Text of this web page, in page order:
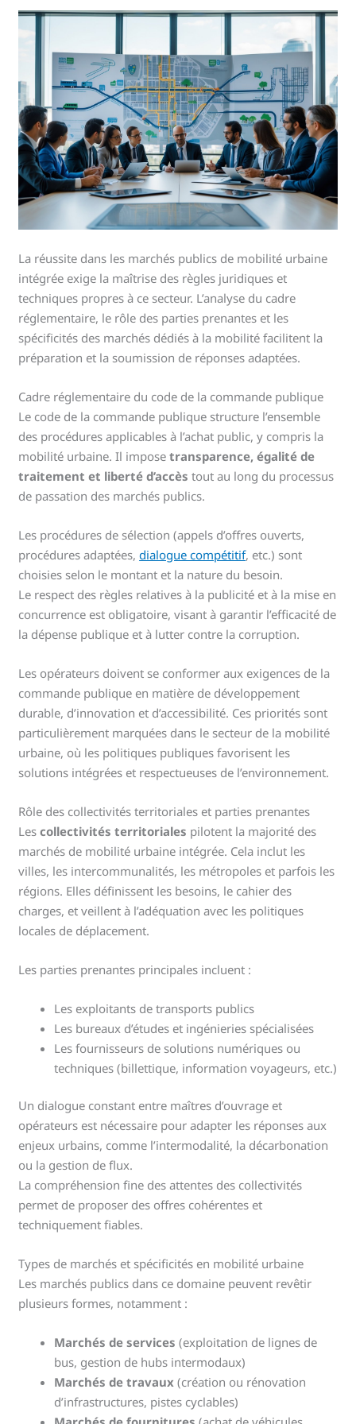
La réussite dans les marchés publics de mobilité urbaine
intégrée exige la maîtrise des règles juridiques et
techniques propres à ce secteur. L’analyse du cadre
réglementaire, le rôle des parties prenantes et les
spécificités des marchés dédiés à la mobilité facilitent la
préparation et la soumission de réponses adaptées.
Cadre réglementaire du code de la commande publique
Le code de la commande publique structure l’ensemble
des procédures applicables à l’achat public, y compris la
mobilité urbaine. Il imposetransparence, égalité de
traitement et liberté d’accès tout au long du processus
de passation des marchés publics.
Les procédures de sélection (appels d’offres ouverts,
procédures adaptées,dialogue compétitif, etc.) sont
choisies selon le montant et la nature du besoin.
Le respect des règles relatives à la publicité et à la mise en
concurrence est obligatoire, visant à garantir l’efficacité de
la dépense publique et à lutter contre la corruption.
Les opérateurs doivent se conformer aux exigences de la
commande publique en matière de développement
durable, d’innovation et d’accessibilité. Ces priorités sont
particulièrement marquées dans le secteur de la mobilité
urbaine, où les politiques publiques favorisent les
solutions intégrées et respectueuses de l’environnement.
Rôle des collectivités territoriales et parties prenantes
Lescollectivités territoriales pilotent la majorité des
marchés de mobilité urbaine intégrée. Cela inclut les
villes, les intercommunalités, les métropoles et parfois les
régions. Elles définissent les besoins, le cahier des
charges, et veillent à l’adéquation avec les politiques
locales de déplacement.
Les parties prenantes principales incluent :
Les exploitants de transports publics
Les bureaux d’études et ingénieries spécialisées
Les fournisseurs de solutions numériques ou
techniques (billettique, information voyageurs, etc.)
Un dialogue constant entre maîtres d’ouvrage et
opérateurs est nécessaire pour adapter les réponses aux
enjeux urbains, comme l’intermodalité, la décarbonation
ou la gestion de flux.
La compréhension fine des attentes des collectivités
permet de proposer des offres cohérentes et
techniquement fiables.
Types de marchés et spécificités en mobilité urbaine
Les marchés publics dans ce domaine peuvent revêtir
plusieurs formes, notamment :
Marchés de services (exploitation de lignes de
bus, gestion de hubs intermodaux)
Marchés de travaux (création ou rénovation
d’infrastructures, pistes cyclables)